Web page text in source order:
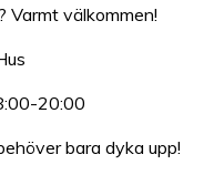
Varmt välkommen!
20:00
bara dyka upp!